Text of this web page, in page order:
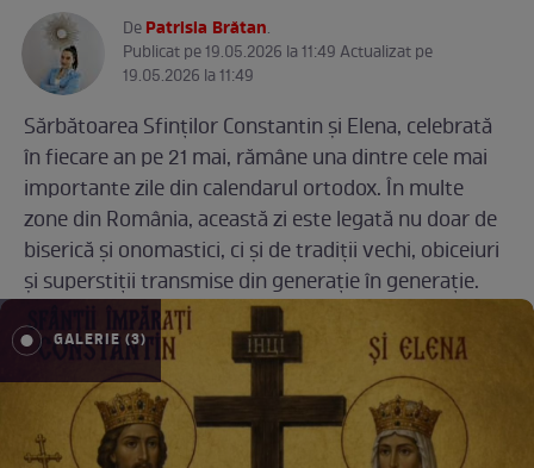
DePatrisia Brătan.
Publicat pe 19.05.2026 la 11:49 Actualizat pe
19.05.2026 la 11:49
Sărbătoarea Sfinților Constantin și Elena, celebrată
în fiecare an pe 21 mai, rămâne una dintre cele mai
importante zile din calendarul ortodox. În multe
zone din România, această zi este legată nu doar de
biserică și onomastici, ci și de tradiții vechi, obiceiuri
și superstiții transmise din generație în generație.
GALERIE (3)